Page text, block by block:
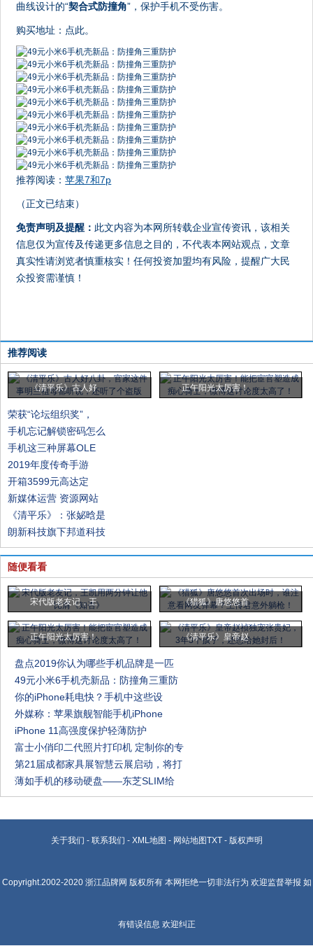
曲线设计的“契合式防撞角”，保护手机不受伤害。
购买地址：点此。
推荐阅读：苹果7和7p
（正文已结束）
免责声明及提醒： 此文内容为本网所转载企业宣传资讯，该相关
信息仅为宣传及传递更多信息之目的，不代表本网站观点，文章
真实性请浏览者慎重核实！任何投资加盟均有风险，提醒广大民
众投资需谨慎！
推荐阅读
《清平乐》古人好 正午阳光太厉害！
荣获“论坛组织奖”，
手机忘记解锁密码怎么
手机这三种屏幕OLE
2019年度传奇手游
开箱3599元高达定
新媒体运营 资源网站
《清平乐》：张妼晗是
朗新科技旗下邦道科技
随便看看
宋代版老友记，王 《猎狐》唐悠悠首
正午阳光太厉害！ 《清平乐》皇帝赵
盘点2019你认为哪些手机品牌是一匹
49元小米6手机壳新品：防撞角三重防
你的iPhone耗电快？手机中这些设
外媒称：苹果旗舰智能手机iPhone
iPhone 11高强度保护轻薄防护
富士小俏印二代照片打印机 定制你的专
第21届成都家具展智慧云展启动，将打
薄如手机的移动硬盘——东芝SLIM给
关于我们 - 联系我们 - XML地图 - 网站地图TXT- 版权声明
Copyright.2002-2020 浙江品牌网 版权所有 本网拒绝一切非法行为 欢迎监督举报 如
有错误信息 欢迎纠正